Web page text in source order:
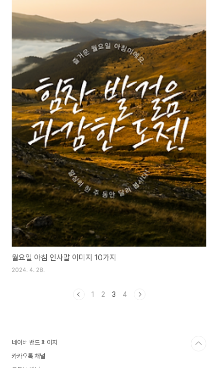
월요일 아침 인사말 이미지 10가지
2024. 4. 28.
1 2 3 4
네이버 밴드 페이지
카카오톡 채널